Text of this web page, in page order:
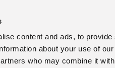
content and ads, to
about your use of
who may combine it